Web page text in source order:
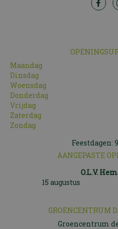
Maandag
Dinsdag
Woensdag
Donderdag
Vrijdag
Zaterdag
Zondag
Feestdagen:
AANGEPASTE
O.L.V.
15 augustus
GROENCENTRUM
Groencentrum